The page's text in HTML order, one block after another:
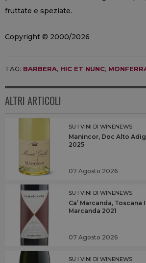
fruttate e speziate.
Copyright © 2000/2026
TAG: BARBERA, HIC ET NUNC,
ALTRI ARTICOLI
SU I VINI DI WINENEWS
Manincor, Doc Alto
2025
07 Agosto 2026
SU I VINI DI WINENEWS
Ca’ Marcanda, Toscana
Marcanda 2021
07 Agosto 2026
SU I VINI DI WINENEWS